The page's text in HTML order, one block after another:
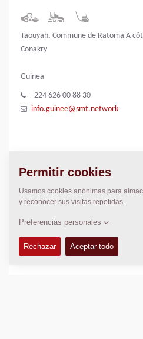
Taouyah, Commune de Ratoma A
Conakry
Guinea
+224 626 00 88 30
info.guinee@smt.network
GALERÍA DE IMÁGENES
SMT logo
LOCALIZACIÓN